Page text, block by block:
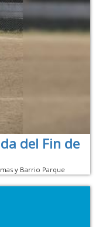
del Fin de
y Barrio Parque